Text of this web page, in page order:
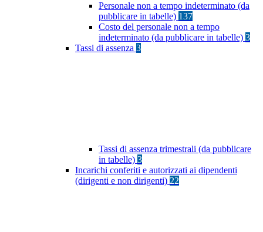
Personale non a tempo indeterminato (da
pubblicare in tabelle) 137
Costo del personale non a tempo
indeterminato (da pubblicare in tabelle) 3
Tassi di assenza 3
Tassi di assenza trimestrali (da pubblicare
in tabelle) 3
Incarichi conferiti e autorizzati ai dipendenti
(dirigenti e non dirigenti) 22